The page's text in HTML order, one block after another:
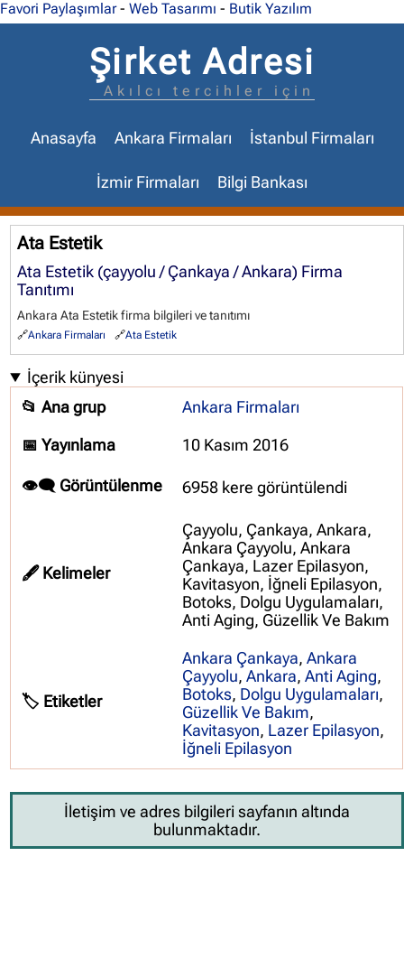
Favori Paylaşımlar- Web Tasarımı - Butik Yazılım
Şirket Adresi
Akılcı tercihler için
Anasayfa Ankara Firmaları İstanbul Firmaları
İzmir Firmaları Bilgi Bankası
Ata Estetik
Ata Estetik (çayyolu / Çankaya / Ankara) Firma
Tanıtımı
Ankara Ata Estetik firma bilgileri ve tanıtımı
Ankara Firmaları Ata Estetik
İçerik künyesi
📂 Ana grup
Ankara Firmaları
📅 Yayınlama 10 Kasım 2016
👁️‍🗨️ Görüntülenme 6958 kere görüntülendi
🖋️ Kelimeler
Çayyolu, Çankaya, Ankara,
Ankara Çayyolu, Ankara
Çankaya, Lazer Epilasyon,
Kavitasyon, İğneli Epilasyon,
Botoks, Dolgu Uygulamaları,
Anti Aging, Güzellik Ve Bakım
🏷️ Etiketler
Ankara Çankaya,Ankara
Çayyolu,Ankara,Anti Aging,
Botoks, Dolgu Uygulamaları,
Güzellik Ve Bakım,
Kavitasyon, Lazer Epilasyon,
İğneli Epilasyon
İletişim ve adres bilgileri sayfanın altında
bulunmaktadır.